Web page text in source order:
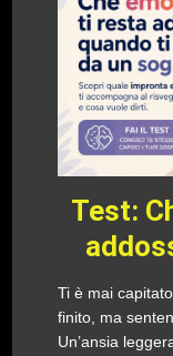
Test:
Ti è mai
finito, ma
Un’ansia